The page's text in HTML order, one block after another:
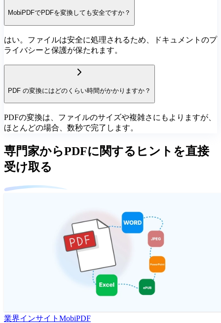
MobiPDFでPDFを変換しても安全ですか？
はい。ファイルは安全に処理されるため、ドキュメントのプ
ライバシーと保護が保たれます。
PDF の変換にはどのくらい時間がかかりますか？
PDFの変換は、ファイルのサイズや複雑さにもよりますが、
ほとんどの場合、数秒で完了します。
専門家からPDFに関するヒントを直接
受け取る
業界インサイト MobiPDF